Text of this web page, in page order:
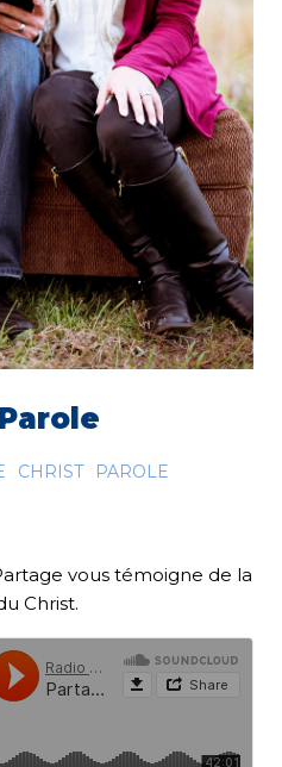
CHRIST PAROLE
vous témoigne de la
Christ.